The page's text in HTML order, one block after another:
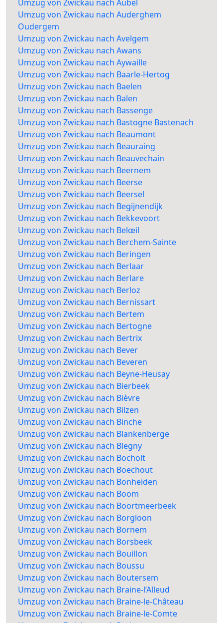
Umzug von Zwickau nach Aubel
Umzug von Zwickau nach Auderghem
Oudergem
Umzug von Zwickau nach Avelgem
Umzug von Zwickau nach Awans
Umzug von Zwickau nach Aywaille
Umzug von Zwickau nach Baarle-Hertog
Umzug von Zwickau nach Baelen
Umzug von Zwickau nach Balen
Umzug von Zwickau nach Bassenge
Umzug von Zwickau nach Bastogne Bastenach
Umzug von Zwickau nach Beaumont
Umzug von Zwickau nach Beauraing
Umzug von Zwickau nach Beauvechain
Umzug von Zwickau nach Beernem
Umzug von Zwickau nach Beerse
Umzug von Zwickau nach Beersel
Umzug von Zwickau nach Begijnendijk
Umzug von Zwickau nach Bekkevoort
Umzug von Zwickau nach Belœil
Umzug von Zwickau nach Berchem-Sainte
Umzug von Zwickau nach Beringen
Umzug von Zwickau nach Berlaar
Umzug von Zwickau nach Berlare
Umzug von Zwickau nach Berloz
Umzug von Zwickau nach Bernissart
Umzug von Zwickau nach Bertem
Umzug von Zwickau nach Bertogne
Umzug von Zwickau nach Bertrix
Umzug von Zwickau nach Bever
Umzug von Zwickau nach Beveren
Umzug von Zwickau nach Beyne-Heusay
Umzug von Zwickau nach Bierbeek
Umzug von Zwickau nach Bièvre
Umzug von Zwickau nach Bilzen
Umzug von Zwickau nach Binche
Umzug von Zwickau nach Blankenberge
Umzug von Zwickau nach Blegny
Umzug von Zwickau nach Bocholt
Umzug von Zwickau nach Boechout
Umzug von Zwickau nach Bonheiden
Umzug von Zwickau nach Boom
Umzug von Zwickau nach Boortmeerbeek
Umzug von Zwickau nach Borgloon
Umzug von Zwickau nach Bornem
Umzug von Zwickau nach Borsbeek
Umzug von Zwickau nach Bouillon
Umzug von Zwickau nach Boussu
Umzug von Zwickau nach Boutersem
Umzug von Zwickau nach Braine-l’Alleud
Umzug von Zwickau nach Braine-le-Château
Umzug von Zwickau nach Braine-le-Comte